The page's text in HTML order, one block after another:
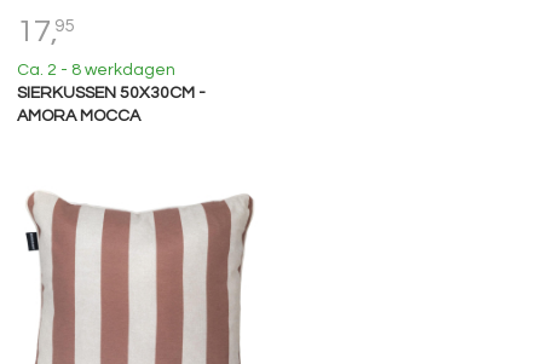
17,95
Ca. 2 - 8 werkdagen
SIERKUSSEN 50X30CM -
AMORA MOCCA